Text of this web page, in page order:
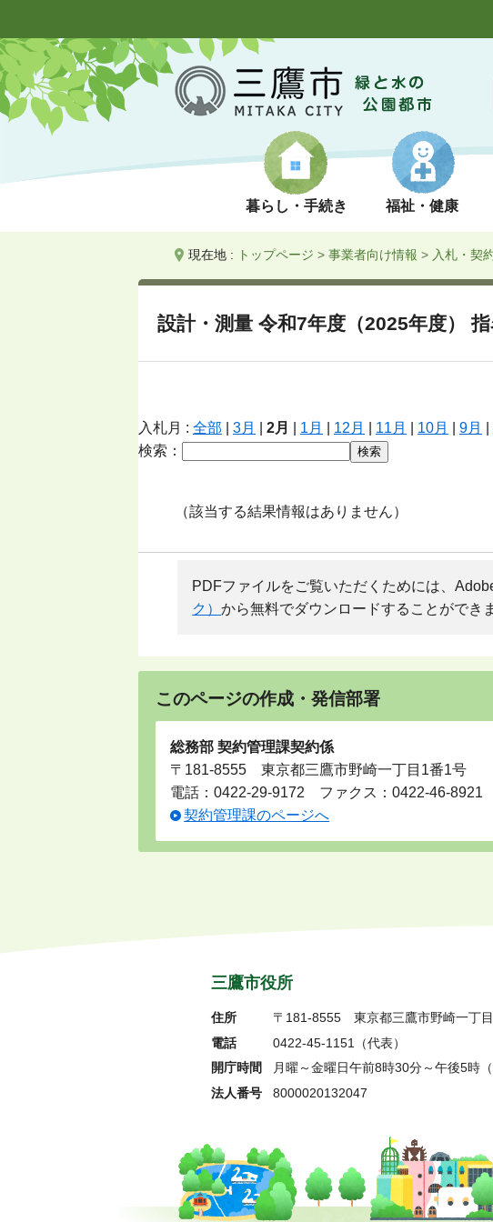
暮らし・手続き 福祉・健康
現在地 : トップページ > 事業者向け情報 > 入札・契
設計・測量 令和7年度（2025年度） 指
入札月 : 全部 3月 2月 1月 12月 11月 10月 9月
検索：
（該当する結果情報はありません）
PDFファイルをご覧いただくためには、
ク）から無料でダウンロードすることができ
このページの作成・発信部署
総務部 契約管理課契約係
〒181-8555 東京都三鷹市野崎一丁目1番1号
電話：0422-29-9172 ファクス：0422-46-8921
契約管理課のページへ
三鷹市役所
住所 〒181-8555 東京都三鷹市野崎一丁
電話
0422-45-1151
（代表）
開庁時間
月曜～金曜日午前8時30分～午後5時
法人番号
8000020132047